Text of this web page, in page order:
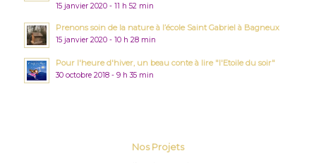
15 janvier 2020 - 11 h 52 min
Prenons soin de la nature à l’école Saint Gabriel à Bagneux
15 janvier 2020 - 10 h 28 min
Pour l'heure d'hiver, un beau conte à lire "l'Etoile du soir"
30 octobre 2018 - 9 h 35 min
Nos Projets